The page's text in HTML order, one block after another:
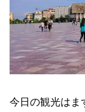
今日の観光はま